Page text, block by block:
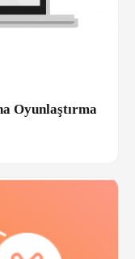
Oyunlaştırma